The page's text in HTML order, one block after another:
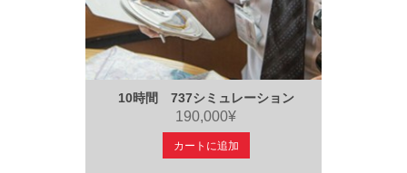
10時間 737シミュレーション
190,000¥
カートに追加